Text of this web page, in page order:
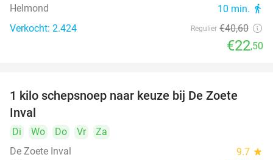
Helmond 10 min. directions_walk
Verkocht: 2.424 Regulier €40,60
€22,50
32%
1 kilo schepsnoep naar keuze bij De Zoete
Inval
Di Wo Do Vr
Za
De Zoete Inval
9.7 star